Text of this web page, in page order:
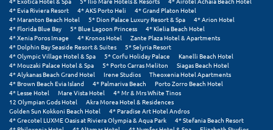
Παράλιο Άστρος
Πάργα
Παρνασσός
Πάρος
Πάτμος
4* Evia Riviera Resort
4* AKS Porto Heli
4* Grand Platon Hotel
4* Maranton Beach Hotel
5* Dion Palace Luxury Resort & Spa
4* Arion Hotel
4* Florida Blue Bay
5* Blue Lagoon Princess
4* Klelia Beach Hotel
4* Xenia Poros Image
4* Kronos Hotel
Zante Plaza Hotel & Apartments
4* Dolphin Bay Seaside Resort & Suites
5* Selyria Resort
4* Olympic Village Hotel & Spa
5* Corfu Holiday Palace
Kanelli Beach Hotel
4* Mouzaki Palace Hotel & Spa
5* Porto Carras Meliton
Siagas Beach Hotel
4* Alykanas Beach Grand Hotel
Irene Studios
Theoxenia Hotel Apartments
4* Brown Beach Evia Island
4* Palmariva Beach
Porto Zorro Beach Hotel
4* Lesse Hotel
Mare Vista Hotel
4* Mr & Mrs White Tinos
12 Olympian Gods Hotel
Akra Morea Hotel & Residences
Golden Sun Kokkoni Beach Hotel
4* Paradise Art Hotel Andros
4* Grecotel LUXME Oasis at Riviera Olympia & Aqua Park
4* Stefania Beach Resort